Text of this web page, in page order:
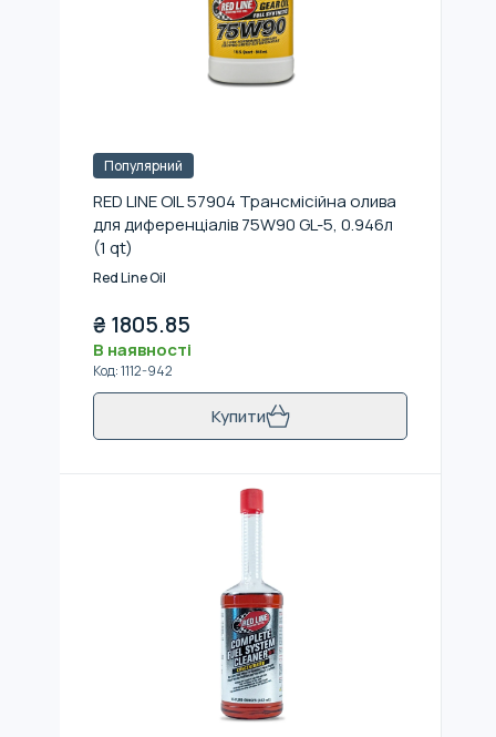
Популярний
RED LINE OIL 57904 Трансмісійна олива
для диференціалів 75W90 GL-5, 0.946л
(1 qt)
Red Line Oil
₴ 1805.85
В наявності
Код:1112-942
Купити